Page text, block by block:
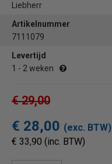
Liebherr
Artikelnummer
7111079
Levertijd
1 - 2 weken
€ 29,00
€ 28,00 (exc. BTW)
€ 33,90 (inc. BTW)